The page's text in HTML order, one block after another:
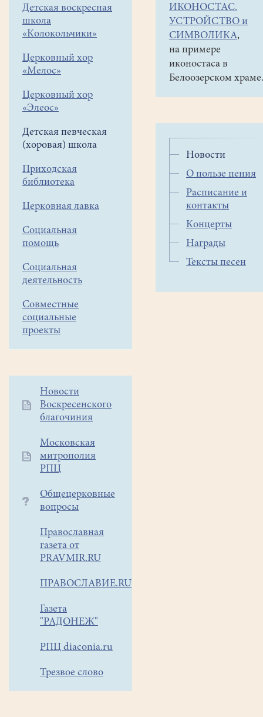
Детская воскресная
школа
«Колокольчики»
Церковный хор
«Мелос»
Церковный хор
«Элеос»
Детская певческая
(хоровая) школа
Приходская
библиотека
Церковная лавка
Социальная
помощь
Социальная
деятельность
Совместные
социальные
проекты
Дополнительное
меню
Новости
Воскресенского
благочиния
Московская
митрополия
РПЦ
Общецерковные
вопросы
Православная
газета от
PRAVMIR.RU
ПРАВОСЛАВИЕ.RU
Газета
"РАДОНЕЖ"
РПЦ diaconia.ru
Трезвое слово
ИКОНОСТАС.
УСТРОЙСТВО и
СИМВОЛИКА,
на примере
иконостаса в
Белоозерском храме.
Новости
О пользе пения
Расписание и
контакты
Концерты
Награды
Тексты песен